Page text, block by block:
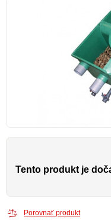
Tento produkt je
Porovnať produkt